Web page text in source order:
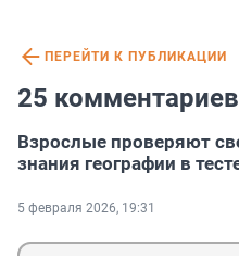
ПЕРЕЙТИ К ПУБЛИКАЦИИ
25
Взрослые проверяют
знания географии в
5 февраля 2026, 19:31